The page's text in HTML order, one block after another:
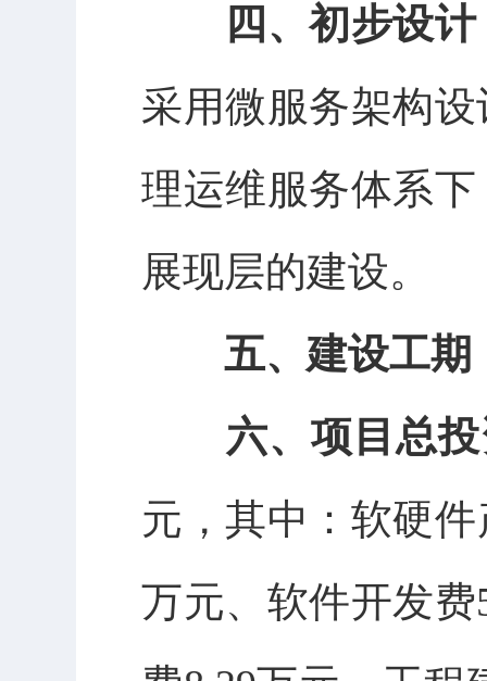
四、初步设计
采用微服务架构
理运维服务体系
展现层的建设。
五、 建设工期
六、 项目 总
元，其中：软硬
万元、软件开发费